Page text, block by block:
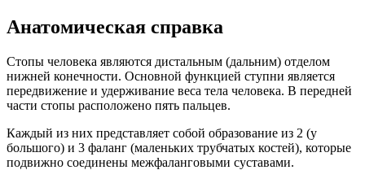
Анатомическая справка
Стопы человека являются дистальным (дальним) отделом
нижней конечности. Основной функцией ступни является
передвижение и удерживание веса тела человека. В передней
части стопы расположено пять пальцев.
Каждый из них представляет собой образование из 2 (у
большого) и 3 фаланг (маленьких трубчатых костей), которые
подвижно соединены межфаланговыми суставами.